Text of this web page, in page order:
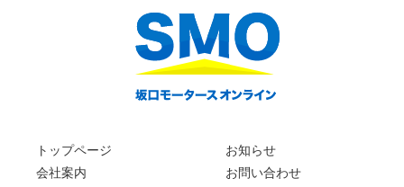
トップページ
会社案内
お知らせ
お問い合わせ